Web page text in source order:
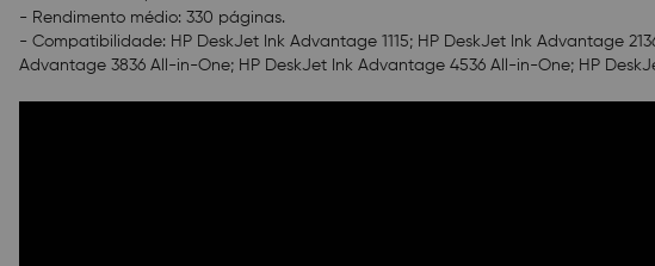
- Rendimento médio: 330 páginas.
- Compatibilidade: HP DeskJet Ink Advantage 1115; HP DeskJet Ink Advantage
Advantage 3836 All-in-One; HP DeskJet Ink Advantage 4536 All-in-One; HP